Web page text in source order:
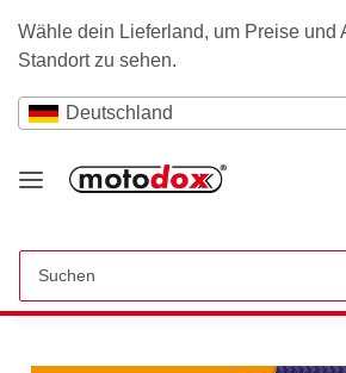
Wähle dein Lieferland, um Preise und
Standort zu sehen.
Deutschland